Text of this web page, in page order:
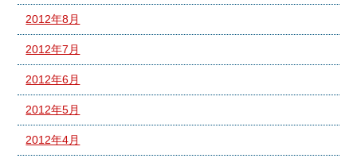
2012年8月
2012年7月
2012年6月
2012年5月
2012年4月